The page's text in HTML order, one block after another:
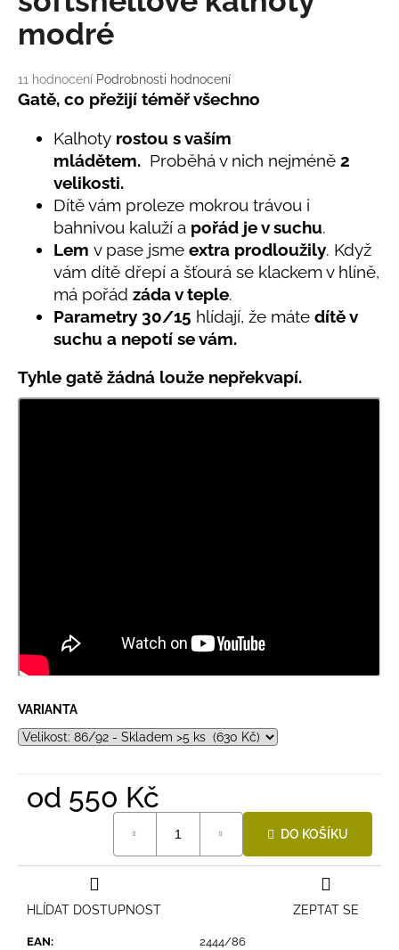
Průměrné
hodnocení
hvězdiček.
11 hodnocení Podrobnosti hodnocení
modré
Gatě, co přežijí téměř všechno
Kalhoty rostou s vaším
mládětem. Proběhá v nich nejméně 2
velikosti.
Dítě vám proleze mokrou trávou i
bahnivou kaluží a pořád je v suchu.
Lem v pase jsme extra prodloužily. Když
vám dítě dřepí a šťourá se klackem v hlíně,
má pořád záda v teple.
Parametry 30/15 hlídají, že máte dítě v
suchu a nepotí se vám.
Tyhle gatě žádná louže nepřekvapí.
VARIANTA
od 550 Kč
DO KOŠÍKU
EAN:
2444/86
ZEPTAT SE
HLÍDAT DOSTUPNOST
j
m
e
BAMBUSOVÉ
TRIKO
NÁMOŘNICKÉ
PRUHY
MODRÉ